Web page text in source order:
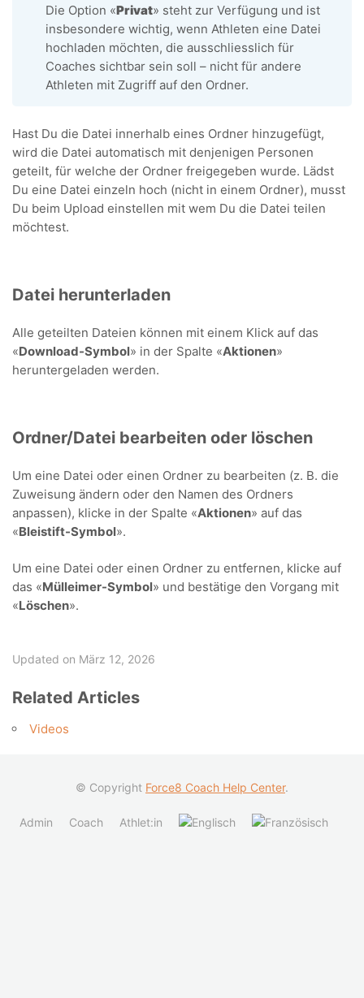
Die Option «Privat» steht zur Verfügung und ist
insbesondere wichtig, wenn Athleten eine Datei
hochladen möchten, die ausschliesslich für
Coaches sichtbar sein soll – nicht für andere
Athleten mit Zugriff auf den Ordner.
Hast Du die Datei innerhalb eines Ordner hinzugefügt,
wird die Datei automatisch mit denjenigen Personen
geteilt, für welche der Ordner freigegeben wurde. Lädst
Du eine Datei einzeln hoch (nicht in einem Ordner), musst
Du beim Upload einstellen mit wem Du die Datei teilen
möchtest.
Datei herunterladen
Alle geteilten Dateien können mit einem Klick auf das
«Download-Symbol» in der Spalte «Aktionen»
heruntergeladen werden.
Ordner/Datei bearbeiten oder löschen
Um eine Datei oder einen Ordner zu bearbeiten (z. B. die
Zuweisung ändern oder den Namen des Ordners
anpassen), klicke in der Spalte «Aktionen» auf das
«Bleistift-Symbol».
Um eine Datei oder einen Ordner zu entfernen, klicke auf
das «Mülleimer-Symbol» und bestätige den Vorgang mit
«Löschen».
Updated on März 12, 2026
Related Articles
Videos
© Copyright Force8 Coach Help Center.
Admin Coach Athlet:in